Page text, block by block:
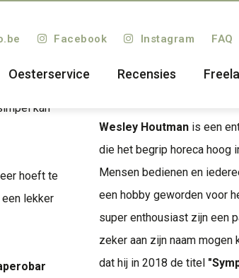
Facebook Instagram FAQ
Oesterservice Recensies
kan
hoeft te
lekker
Wesley en Julie
Wesley Houtman is een
die het begrip horeca hoog
Mensen bedienen en
een hobby geworden voor
super enthousiast zijn een
zeker aan zijn naam
dat hij in 2018 de titel